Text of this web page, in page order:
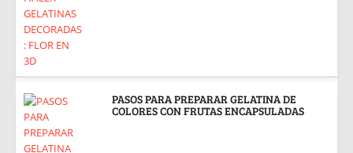
PASOS PARA PREPARAR GELATINA DE
COLORES CON FRUTAS ENCAPSULADAS